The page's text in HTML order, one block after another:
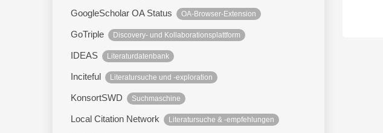
GoogleScholar OA Status OA-Browser-Extension
GoTriple Discovery- und Kollaborationsplattform
IDEAS Literaturdatenbank
Inciteful Literatursuche und -exploration
KonsortSWD Suchmaschine
Local Citation Network Literatursuche & -empfehlungen